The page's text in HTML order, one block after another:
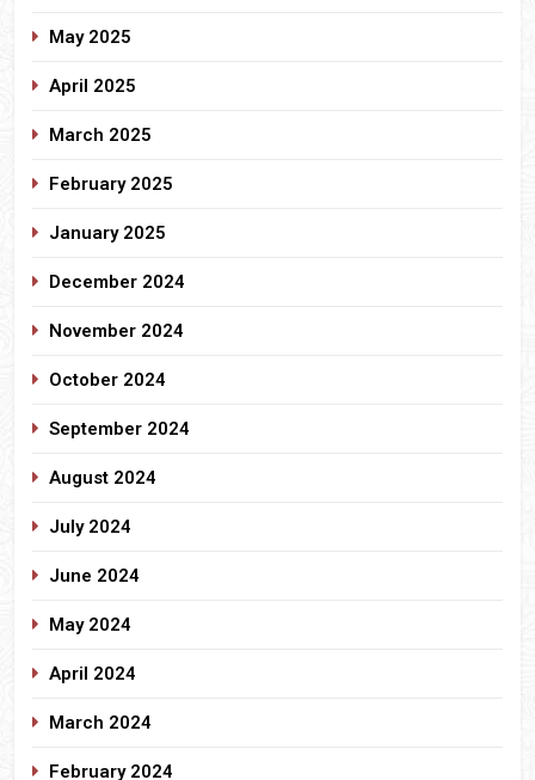
May 2025
April 2025
March 2025
February 2025
January 2025
December 2024
November 2024
October 2024
September 2024
August 2024
July 2024
June 2024
May 2024
April 2024
March 2024
February 2024